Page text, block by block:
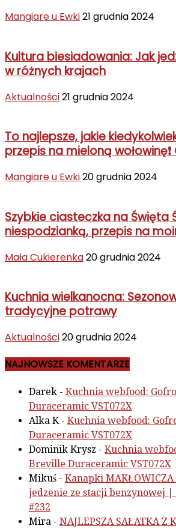
Mangiare u Ewki21 grudnia 2024
Kultura biesiadowania: Jak
w różnych krajach
Aktualności21 grudnia 2024
To najlepsze, jakie
przepis na mieloną
Mangiare u Ewki20 grudnia 2024
Szybkie ciasteczka na Święta
niespodzianką, przepis na
Mała Cukierenka20 grudnia 2024
Kuchnia wielkanocna:
tradycyjne potrawy
Aktualności20 grudnia 2024
NAJNOWSZE KOMENTARZE
Darek - Kuchnia webfood:
Duraceramic VST072X
Alka K - Kuchnia webfood:
Duraceramic VST072X
Dominik Krysz - Kuchnia
Breville Duraceramic VST072X
Mikuś - Kanapki MAKŁOWICZA
jedzenie ze stacji benzynowej |
#232
Mira - NAJLEPSZA SAŁATKA Z